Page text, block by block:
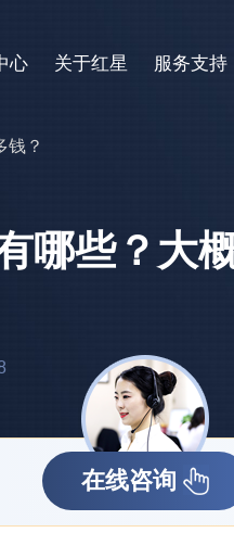
心 关于红星 服务支持
钱？
哪些？大
在线咨询